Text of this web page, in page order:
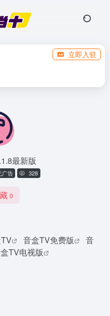
立即入驻
最新版
广告 328
0
音盒TV免费版
音
TV电视版